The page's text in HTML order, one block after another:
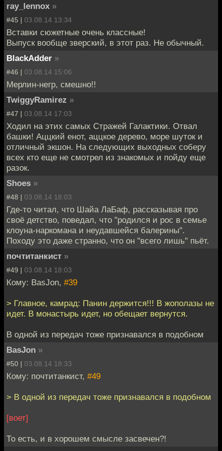
ray_lennox »
#45 | 03.08.14 13:34
Вставки сюжетные очень классные!
Выпуск вообще зверский, в этот раз. Не обычный.
BlackAdder »
#46 | 03.08.14 15:06
Мерлин-негр, смешно!!
TwiggyRamirez »
#47 | 03.08.14 17:03
Ходил на этих самых Стражей Галактики. Отвал
башки! Аццкий енот, аццкое дерево, море шуток и
отличный экшон. На следующих выходных соберу
всех кто еще не смотрел из знакомых и пойду еще
разок.
Shoes »
#48 | 03.08.14 18:03
Где-то читал, что Шайа ЛаБаф, рассказывая про
своё детство, поведал, что "родился и рос в семье
клоуна-наркомана и неудавшейся балерины".
Походу это даже странно, что он "всего лишь" пьёт.
почтитанкист »
#49 | 03.08.14 18:03
Кому: BasJon, #39
> Главное, камрад: Панин держится!!! В жополазы не
идет. В монастырь идет, но обещает вернутся.
В одной из передач тоже признавался в подобном
BasJon »
#50 | 03.08.14 18:33
Кому: почтитанкист, #49
> В одной из передач тоже признавался в подобном
[воет]
То есть, и в хорошем смысле засвечен?!